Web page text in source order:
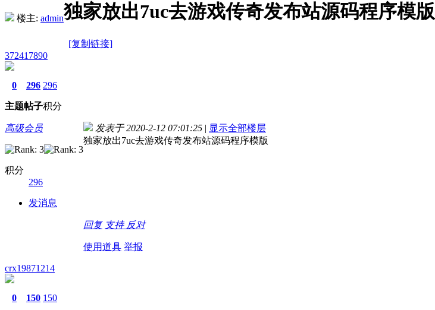
楼主: admin独家放出7uc去游戏传奇发布站源码程序模版
[复制链接]
372417890
0
主题
296
帖子
296
积分
高级会员
积分
296
发消息
发表于 2020-2-12 07:01:25 | 显示全部楼层
独家放出7uc去游戏传奇发布站源码程序模版
回复 支持 反对
使用道具 举报
crx19871214
0 150 150